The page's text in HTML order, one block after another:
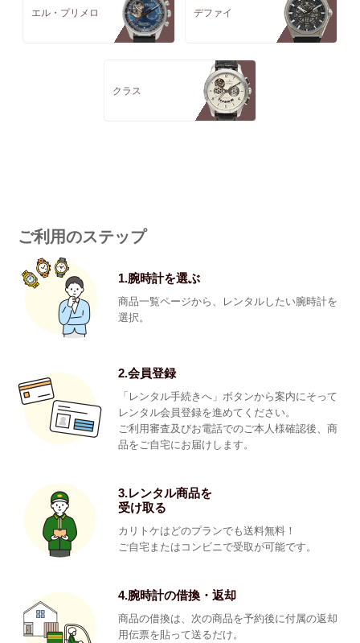
エル・プリメロ デファイ
クラス
ご利用のステップ
1.腕時計を選ぶ
商品一覧ページから、レンタルしたい腕時計を
選択。
2.会員登録
「レンタル手続きへ」ボタンから案内にそって
レンタル会員登録を進めてください。
ご利用審査及びお電話でのご本人様確認後、商
品をご自宅にお届けします。
3.レンタル商品を
受け取る
カリトケはどのプランでも送料無料！
ご自宅またはコンビニで受取が可能です。
4.腕時計の借換・返却
商品の借換は、次の商品を予約後に付属の返却
用伝票を貼って送るだけ。